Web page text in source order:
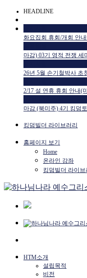
HEADLINE
화요집회 휴회/개회 안내
마감) 03기 영적 전쟁 세
26년 5월 손기철박사 초
2/17 설 연휴 휴회 안내(
마감 (북미주) 4기 킹덤
킹덤빌더 라이브러리
홈페이지 보기
Home
온라인 강좌
킹덤빌더 라이브
HTM소개
설립목적
비전